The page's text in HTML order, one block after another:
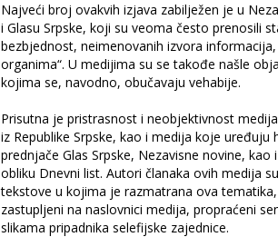
Najveći broj ova­kvih izjava zabilježen je u
i Gla­su Srpske, koji su veoma često prenosili
bezbjednost, neimenovanih izvora
organima“. U medijima su se takođe našle
kojima se, navodno, obučavaju vehabije.
Prisutna je pristrasnost i neobjektivnost
iz Republike Srpske, kao i medija koje uređuju
prednjače Glas Srpske, Nezavisne novine,
obliku Dnevni list. Autori članaka ovih medija
tekstove u kojima je razma­trana ova
zastupljeni na naslovnici medija, propraćeni
slikama pripadni­ka selefijske zajednice.